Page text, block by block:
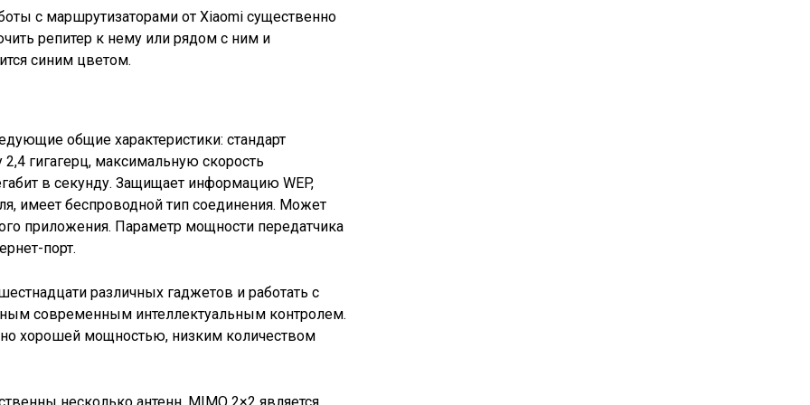
с маршрутизаторами от Xiaomi существенно
репитер к нему или рядом с ним и
синим цветом.
общие характеристики: стандарт
гигагерц, максимальную скорость
в секунду. Защищает информацию WEP,
имеет беспроводной тип соединения. Может
приложения. Параметр мощности передатчика
порт.
различных гаджетов и работать с
современным интеллектуальным контролем.
хорошей мощностью, низким количеством